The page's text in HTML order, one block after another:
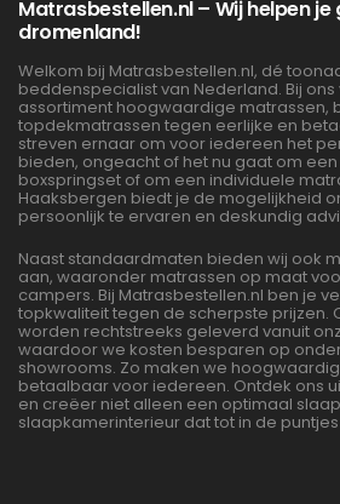
Matrasbestellen.nl – Wij helpen
dromenland!
Welkom bij Matrasbestellen.nl, dé
beddenspecialist van Nederland. Bij
assortiment hoogwaardige matrassen,
topdekmatrassen tegen eerlijke en
streven ernaar om voor iedereen het
bieden, ongeacht of het nu gaat om
boxspringset of om een individuele
Haaksbergen biedt je de mogelijkheid
persoonlijk te ervaren en deskundig
Naast standaardmaten bieden wij ook
aan, waaronder matrassen op maat
campers. Bij Matrasbestellen.nl ben je
topkwaliteit tegen de scherpste prijzen.
worden rechtstreeks geleverd vanuit
waardoor we kosten besparen op
showrooms. Zo maken we
betaalbaar voor iedereen. Ontdek ons
en creëer niet alleen een optimaal
slaapkamerinterieur dat tot in de